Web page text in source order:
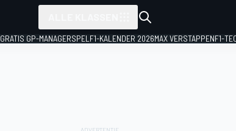
GRATIS GP-MANAGERSPEL F1-KALENDER 2026MAX VERSTAPPENF1-